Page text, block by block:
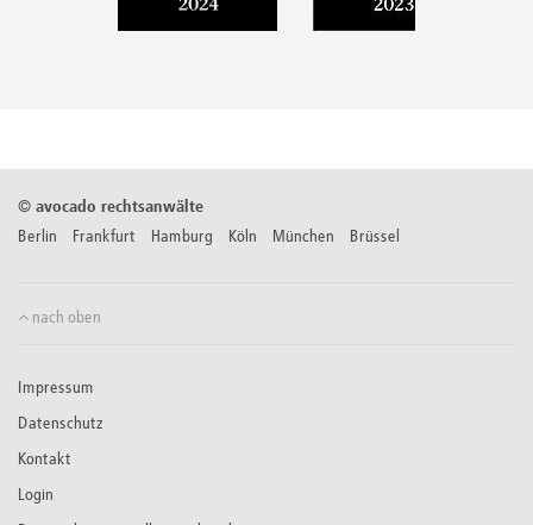
© avocado rechtsanwälte
Berlin Frankfurt Hamburg Köln München Brüssel
nach oben
Impressum
Datenschutz
Kontakt
Login